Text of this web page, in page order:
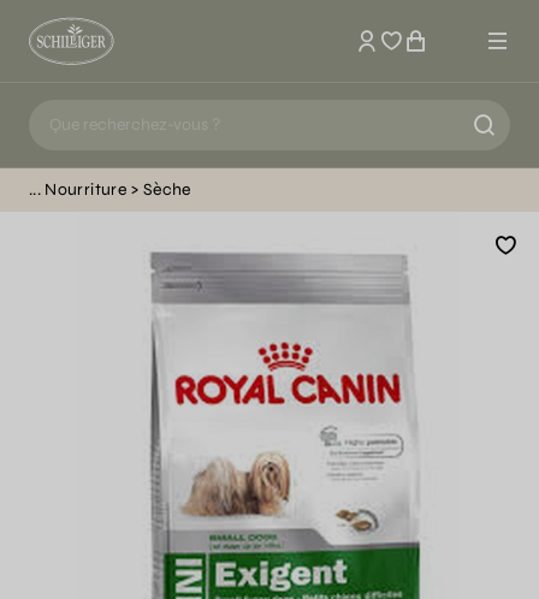
Mon compte
Nourriture Sèche